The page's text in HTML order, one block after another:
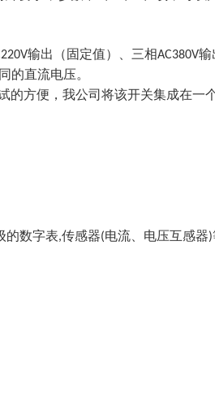
输出（固定值）、三相AC380V输
的直流电压。
的方便，我公司将该开关集成在一
的数字表,传感器(电流、电压互感器)